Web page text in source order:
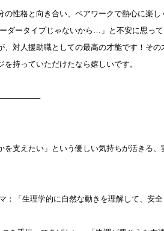
性格と向き合い、ペアワークで熱心に楽し
ダータイプじゃないから…」と不安に思っ
対人援助職としての最高の才能です！そ
持っていただけたなら嬉しいです。
支えたい」という優しい気持ちが活きる
：「生理学的に自然な動きを理解して、安